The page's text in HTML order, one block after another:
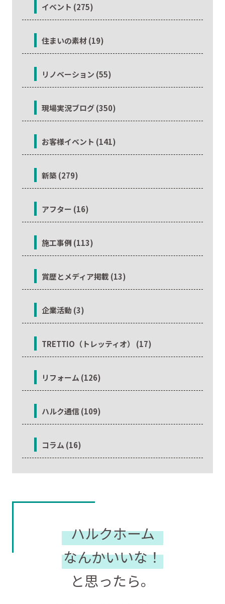
イベント (275)
住まいの素材 (19)
リノベーション (55)
現場実況ブログ (350)
お客様イベント (141)
新築 (279)
アフター (16)
施工事例 (113)
賞歴とメディア掲載 (13)
企業活動 (3)
TRETTIO（トレッティオ） (17)
リフォーム (126)
ハルク通信 (109)
コラム (16)
ハルクホーム
なんかいいな！
と思ったら。